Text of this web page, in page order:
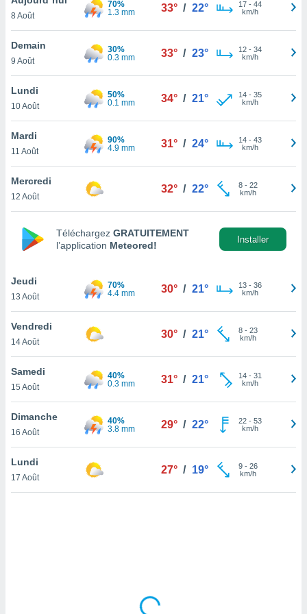
et
»,
au
vous
qu'ils
ou
le
ainsi
un
la
du
votre
à
en
le
8 Août
70%
1.3 mm
33° / 22° 17- 44
km/h
Demain
9 Août
30%
0.3 mm
33° / 23° 12- 34
km/h
Lundi
10 Août
50%
0.1 mm
34° / 21° 14- 35
km/h
Mardi
11 Août
90%
4.9 mm
31° / 24° 14- 43
km/h
Mercredi
12 Août
32° / 22° 8- 22
km/h
Téléchargez GRATUITEMENT
l’application Meteored!
Installer
Jeudi
13 Août
70%
4.4 mm
30° / 21° 13- 36
km/h
Vendredi
14 Août
30° / 21° 8- 23
km/h
Samedi
15 Août
40%
0.3 mm
31° / 21° 14- 31
km/h
Dimanche
16 Août
40%
3.8 mm
29° / 22° 22- 53
km/h
Lundi
17 Août
27° / 19° 9- 26
km/h